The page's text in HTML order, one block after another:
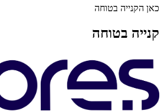
כאן הקנייה בטוחה
קנייה בטוחה